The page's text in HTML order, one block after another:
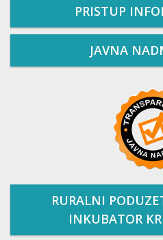
PRISTUP
JAVNA
RURALNI
INKUBATOR